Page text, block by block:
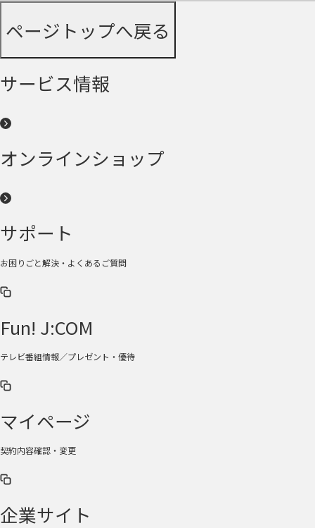
ページトップへ戻る
サービス情報
オンラインショップ
サポート
お困りごと解決・よくあるご質問
Fun! J:COM
テレビ番組情報／プレゼント・優待
マイページ
契約内容確認・変更
企業サイト